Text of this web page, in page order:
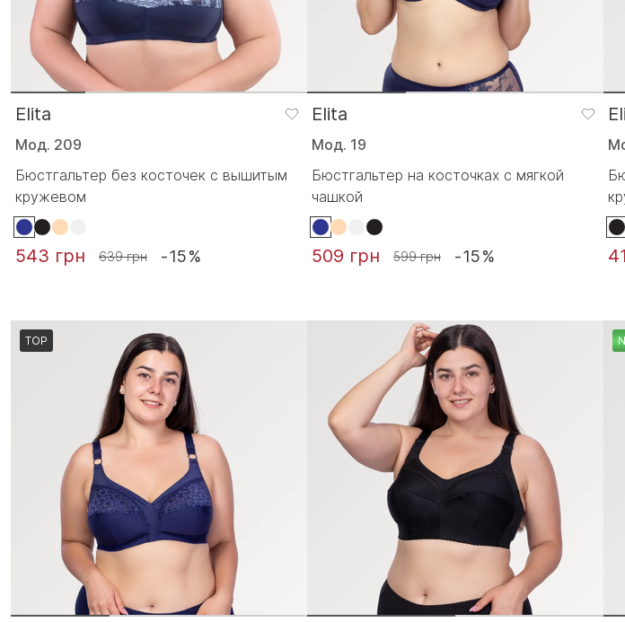
Elita
Мод. 209
Бюстгальтер без косточек с вышитым
кружевом
543 грн 639 грн -15%
Elita
Мод. 19
Бюстгальтер на косточках с мягкой
чашкой
509 грн 599 грн -15%
TOP